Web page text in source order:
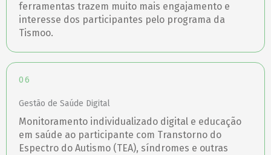
ferramentas trazem muito mais engajamento e
interesse dos participantes pelo programa da
Tismoo.
06
Gestão de Saúde Digital
Monitoramento individualizado digital e educação
em saúde ao participante com Transtorno do
Espectro do Autismo (TEA), síndromes e outras